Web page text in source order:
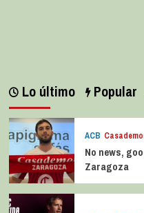
Lo último Popular
ACB
No news,
Zaragoza